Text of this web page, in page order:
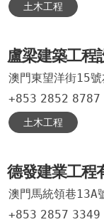
土木工程
盧梁建築工程
澳門東望洋街15
+853 2852 8787
土木工程
德發建業工程
澳門馬統領巷13A
+853 2857 3349